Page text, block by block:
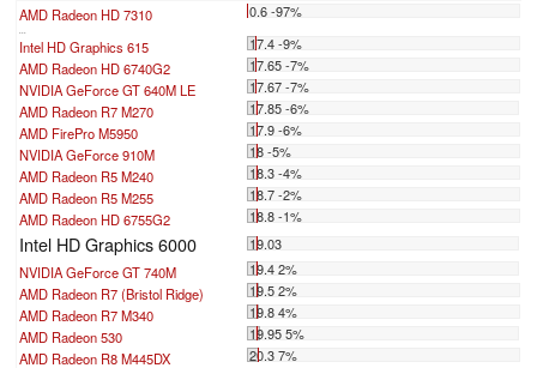
AMD Radeon HD 7310 0.6 -97%
...
Intel HD Graphics 615
17.4 -9%
AMD Radeon HD 6740G2
17.65 -7%
NVIDIA GeForce GT 640M LE
17.67 -7%
AMD Radeon R7 M270
17.85 -6%
AMD FirePro M5950
17.9 -6%
NVIDIA GeForce 910M
18 -5%
AMD Radeon R5 M240
18.3 -4%
AMD Radeon R5 M255
18.7 -2%
AMD Radeon HD 6755G2
18.8 -1%
Intel HD Graphics 6000
19.03
NVIDIA GeForce GT 740M
19.4 2%
AMD Radeon R7 (Bristol Ridge)
19.5 2%
AMD Radeon R7 M340
19.8 4%
AMD Radeon 530
19.95 5%
AMD Radeon R8 M445DX
20.3 7%